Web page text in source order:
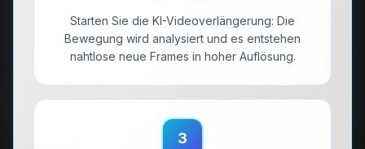
Starten Sie die KI-Videoverlängerung: Die
Bewegung wird analysiert und es entstehen
nahtlose neue Frames in hoher Auflösung.
3